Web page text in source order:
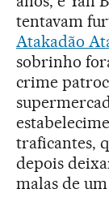
tentavam
Atakadão
sobrinho
crime
traficantes,
depois
malas de